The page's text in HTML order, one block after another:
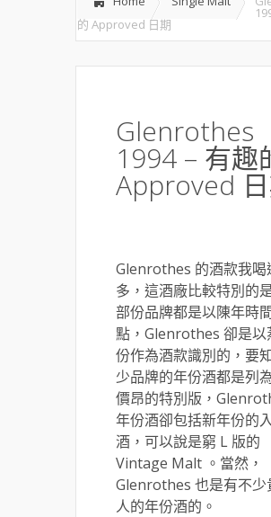
的 Approved 日期
Glenrothes
1994 – 有趣
Approved
Glenrothes 的酒款我喝
多，這酒廠比較特別的
部份品牌都是以陳年時
點，Glenrothes 卻是以
份作為酒款識別的，要
少品牌的年份酒都是列
價昂的特別版，
年份酒卻包括新年份的
酒，可以說是窮 L 版的
Vintage Malt 。當然，
Glenrothes 也是有不少
人的年份酒的。